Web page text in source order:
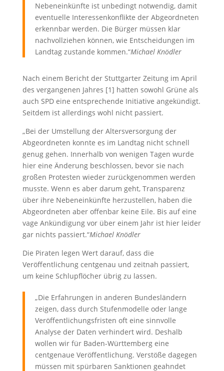
Nebeneinkünfte ist unbedingt notwendig, damit
eventuelle Interessenkonflikte der Abgeordneten
erkennbar werden. Die Bürger müssen klar
nachvollziehen können, wie Entscheidungen im
Landtag zustande kommen.“Michael Knödler
Nach einem Bericht der Stuttgarter Zeitung im April
des vergangenen Jahres [1] hatten sowohl Grüne als
auch SPD eine entsprechende Initiative angekündigt.
Seitdem ist allerdings wohl nicht passiert.
„Bei der Umstellung der Altersversorgung der
Abgeordneten konnte es im Landtag nicht schnell
genug gehen. Innerhalb von wenigen Tagen wurde
hier eine Änderung beschlossen, bevor sie nach
großen Protesten wieder zurückgenommen werden
musste. Wenn es aber darum geht, Transparenz
über ihre Nebeneinkünfte herzustellen, haben die
Abgeordneten aber offenbar keine Eile. Bis auf eine
vage Ankündigung vor über einem Jahr ist hier leider
gar nichts passiert.“Michael Knödler
Die Piraten legen Wert darauf, dass die
Veröffentlichung centgenau und zeitnah passiert,
um keine Schlupflöcher übrig zu lassen.
„Die Erfahrungen in anderen Bundesländern
zeigen, dass durch Stufenmodelle oder lange
Veröffentlichungsfristen oft eine sinnvolle
Analyse der Daten verhindert wird. Deshalb
wollen wir für Baden-Württemberg eine
centgenaue Veröffentlichung. Verstöße dagegen
müssen mit spürbaren Sanktionen geahndet